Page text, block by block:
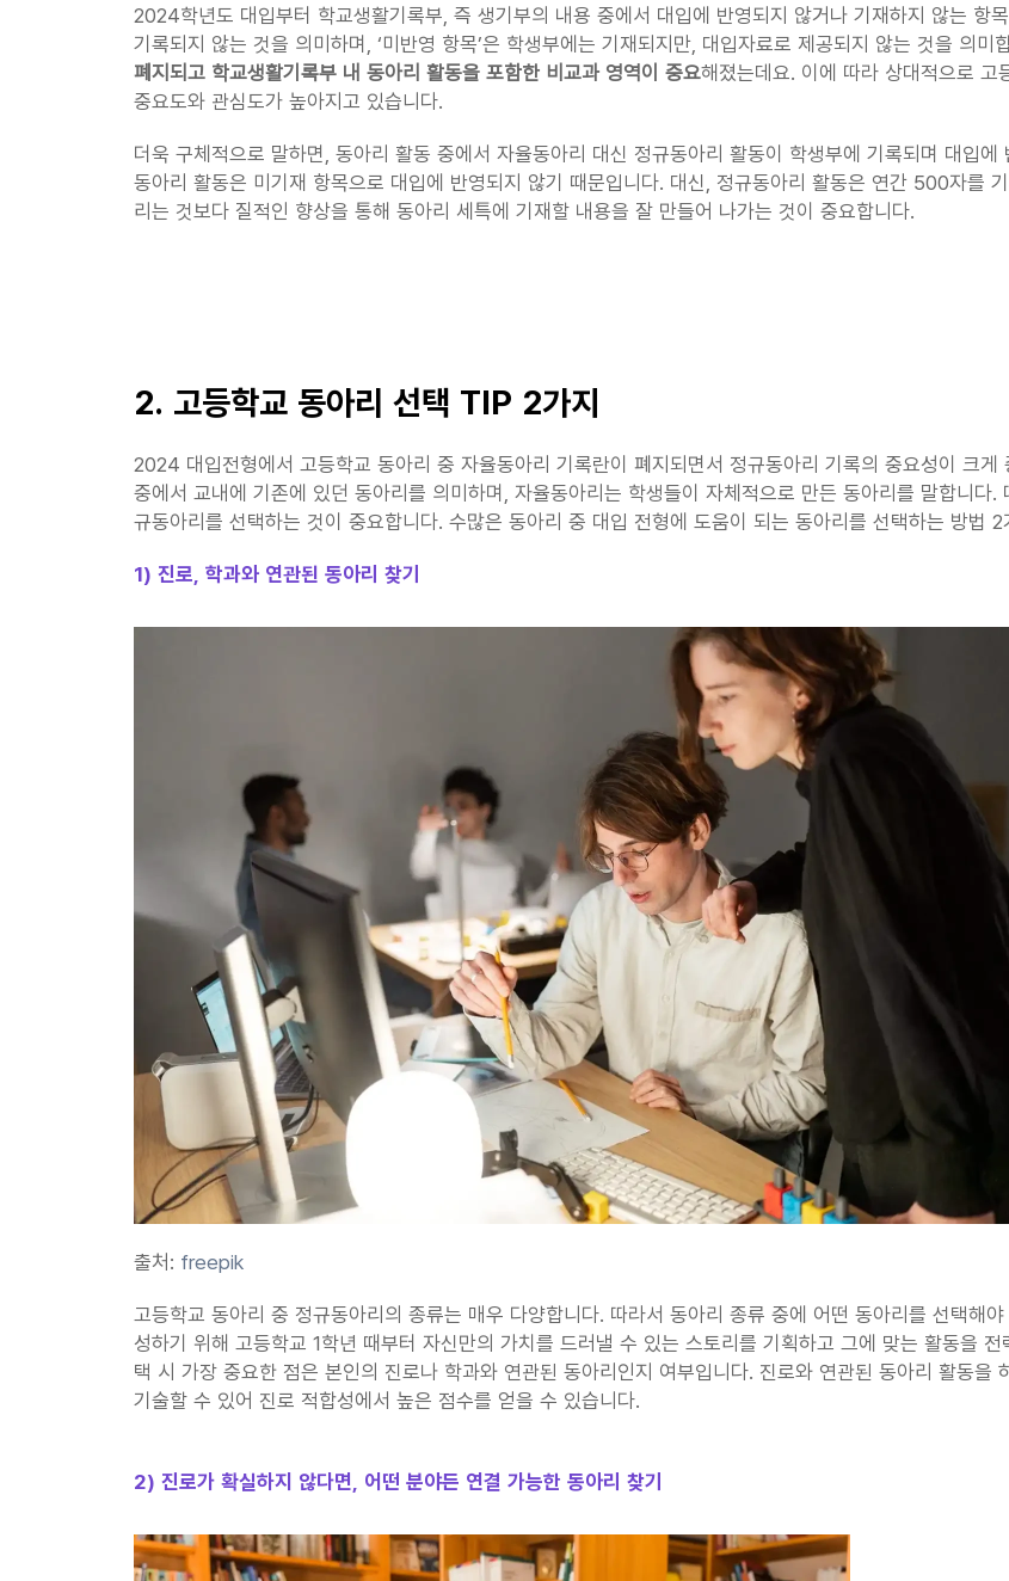
2024학년도 대입부터 학교생활기록부, 즉 생기부의 내용 중에서 대입에 반영되지 않거나 기재하지 않는 항
기록되지 않는 것을 의미하며, ‘미반영 항목’은 학생부에는 기재되지만, 대입자료로 제공되지 않는 것을 의미
폐지되고 학교생활기록부 내 동아리 활동을 포함한 비교과 영역이 중요해졌는데요. 이에 따라 상대적으로
중요도와 관심도가 높아지고 있습니다.
더욱 구체적으로 말하면, 동아리 활동 중에서 자율동아리 대신 정규동아리 활동이 학생부에 기록되며 대입
동아리 활동은 미기재 항목으로 대입에 반영되지 않기 때문입니다. 대신, 정규동아리 활동은 연간 500자를
리는 것보다 질적인 향상을 통해 동아리 세특에 기재할 내용을 잘 만들어 나가는 것이 중요합니다.
2. 고등학교 동아리 선택 TIP 2가지
2024 대입전형에서 고등학교 동아리 중 자율동아리 기록란이 폐지되면서 정규동아리 기록의 중요성이 크
중에서 교내에 기존에 있던 동아리를 의미하며, 자율동아리는 학생들이 자체적으로 만든 동아리를 말합니다
규동아리를 선택하는 것이 중요합니다. 수많은 동아리 중 대입 전형에 도움이 되는 동아리를 선택하는 방법
1) 진로, 학과와 연관된 동아리 찾기
출처: freepik
고등학교 동아리 중 정규동아리의 종류는 매우 다양합니다. 따라서 동아리 종류 중에 어떤 동아리를 선택해
성하기 위해 고등학교 1학년 때부터 자신만의 가치를 드러낼 수 있는 스토리를 기획하고 그에 맞는 활동을
택 시 가장 중요한 점은 본인의 진로나 학과와 연관된 동아리인지 여부입니다. 진로와 연관된 동아리 활동을
기술할 수 있어 진로 적합성에서 높은 점수를 얻을 수 있습니다.
2) 진로가 확실하지 않다면, 어떤 분야든 연결 가능한 동아리 찾기